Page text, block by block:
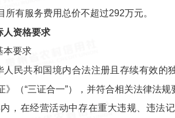
所有服务费用总价不超过292万元。
人资格要求
本要求
人民共和国境内合法注册且存续有效的
》（“三证合一”），并符合相关法律法规
，在经营活动中存在重大违规、违法